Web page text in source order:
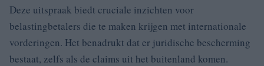
Deze uitspraak biedt cruciale inzichten voor
belastingbetalers die te maken krijgen met internationale
vorderingen. Het benadrukt dat er juridische bescherming
bestaat, zelfs als de claims uit het buitenland komen.